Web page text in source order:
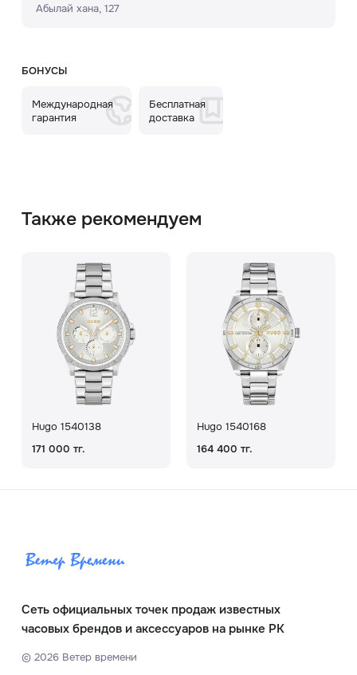
Абылай хана, 127
БОНУСЫ
Международная
гарантия
Бесплатная
доставка
Также рекомендуем
Hugo 1540138
171 000 тг.
Hugo 1540168
164 400 тг.
Сеть официальных точек продаж известных
часовых брендов и аксессуаров на рынке РК
© 2026Ветер времени